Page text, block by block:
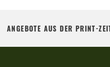
ANGEBOTE AUS DER PRINT-